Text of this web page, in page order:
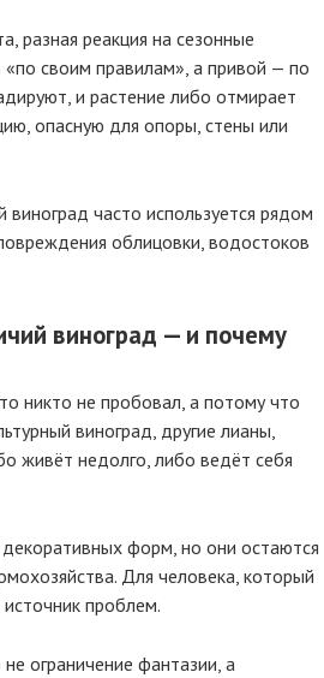
разная реакция на сезонные
своим правилам», а привой — по
и растение либо отмирает
опасную для опоры, стены или
часто используется рядом
облицовки, водостоков
виноград — и почему
никто не пробовал, а потому что
виноград, другие лианы,
живёт недолго, либо ведёт себя
форм, но они остаются
Для человека, который
проблем.
ограничение фантазии, а